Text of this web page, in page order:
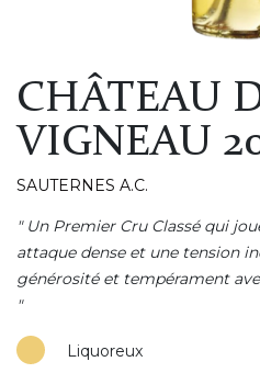
CHÂTEAU
VIGNEAU
SAUTERNES A.C.
" Un Premier Cru Classé qui
attaque dense et une tension
générosité et tempérament
"
Liquoreux